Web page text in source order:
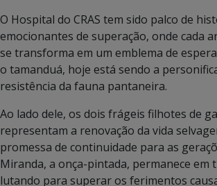
O Hospital do CRAS tem sido palco de
emocionantes de superação, onde cada
se transforma em um emblema de
o tamanduá, hoje está sendo a
resistência da fauna pantaneira.
Ao lado dele, os dois frágeis filhotes de
representam a renovação da vida
promessa de continuidade para as
Miranda, a onça-pintada, permanece em
lutando para superar os ferimentos